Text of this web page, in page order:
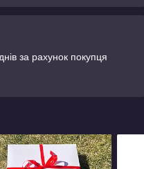
за рахунок покупця